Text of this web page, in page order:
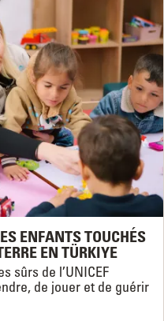
ENFANTS TOUCHÉS
EN TÜRKIYE
sûrs de l’UNICEF
de jouer et de guérir